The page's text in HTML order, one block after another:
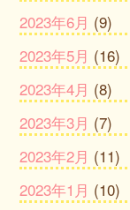
2023年6月 (9)
2023年5月 (16)
2023年4月 (8)
2023年3月 (7)
2023年2月 (11)
2023年1月 (10)